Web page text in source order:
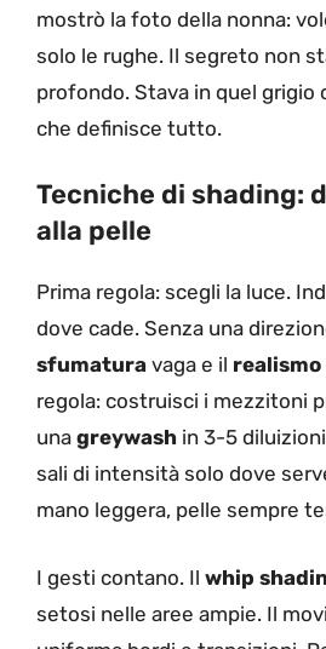
mostrò la foto della nonna:
solo le rughe. Il segreto non
profondo. Stava in quel grigio
che definisce tutto.
Tecniche di shading:
alla pelle
Prima regola: scegli la luce.
dove cade. Senza una
sfumatura vaga e il realismo
regola: costruisci i mezzitoni
una greywash in 3-5
sali di intensità solo dove
mano leggera, pelle sempre
I gesti contano. Il whip
setosi nelle aree ampie. Il